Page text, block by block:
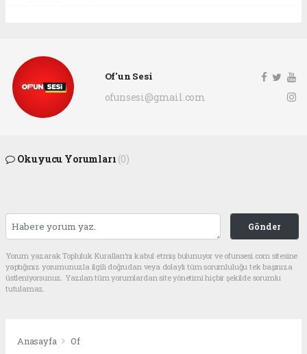
Of'un Sesi
ofunsesi@gmail.com
Okuyucu Yorumları (0)
Gönder
Yorum yazarak Topluluk Kuralları’nı kabul etmiş bulunuyor ve ofunsesi.com sitesine
yaptığınız yorumunuzla ilgili doğrudan veya dolaylı tüm sorumluluğu tek başınıza
üstleniyorsunuz. Yazılan tüm yorumlardan site yönetimi hiçbir şekilde sorumlu
tutulamaz.
Anasayfa Of